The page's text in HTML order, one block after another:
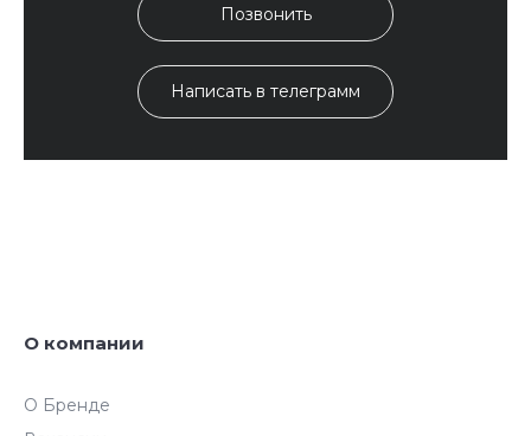
Позвонить
Написать в телеграмм
О компании
О Бренде